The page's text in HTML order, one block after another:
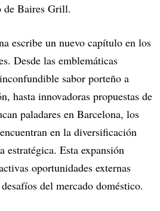
de Baires Grill.
escribe un nuevo capítulo en los
Desde las emblemáticas
sabor porteño a
hasta innovadoras propuestas de
paladares en Barcelona, los
en la diversificación
estratégica. Esta expansión
oportunidades externas
del mercado doméstico.